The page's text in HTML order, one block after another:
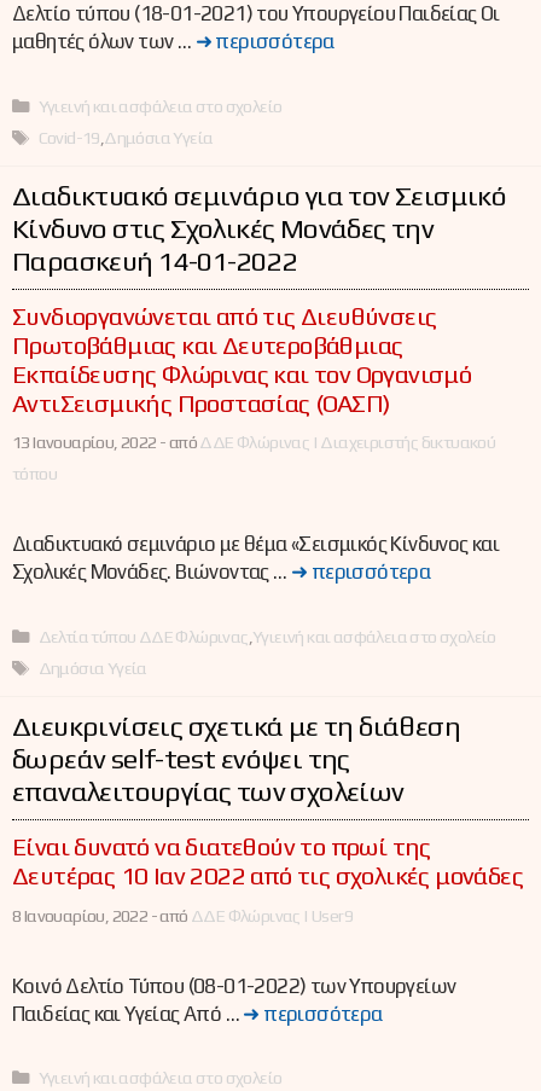
Δελτίο τύπου (18-01-2021) του Υπουργείου Παιδείας Οι
μαθητές όλων των … ➜ περισσότερα
Κατηγορίες
Υγιεινή και ασφάλεια στο σχολείο
Ετικέτες
Covid-19 Δημόσια Υγεία
Διαδικτυακό σεμινάριο για τον Σεισμικό
Κίνδυνο στις Σχολικές Μονάδες την
Παρασκευή 14-01-2022
Συνδιοργανώνεται από τις Διευθύνσεις
Πρωτοβάθμιας και Δευτεροβάθμιας
Εκπαίδευσης Φλώρινας και τον Οργανισμό
ΑντιΣεισμικής Προστασίας (ΟΑΣΠ)
13 Ιανουαρίου, 2022 -απόΔΔΕ Φλώρινας | Διαχειριστής δικτυακού
τόπου
Διαδικτυακό σεμινάριο με θέμα «Σεισμικός Κίνδυνος και
Σχολικές Μονάδες. Βιώνοντας … ➜ περισσότερα
Κατηγορίες
Δελτία τύπου ΔΔΕ Φλώρινας Υγιεινή και ασφάλεια στο σχολείο
Ετικέτες
Δημόσια Υγεία
Διευκρινίσεις σχετικά με τη διάθεση
δωρεάν self-test ενόψει της
επαναλειτουργίας των σχολείων
Είναι δυνατό να διατεθούν το πρωί της
Δευτέρας 10 Ιαν 2022 από τις σχολικές μονάδες
8 Ιανουαρίου, 2022 -από ΔΔΕ Φλώρινας | User9
Κοινό Δελτίο Τύπου (08-01-2022) των Υπουργείων
Παιδείας και Υγείας Από … ➜ περισσότερα
Κατηγορίες
Υγιεινή και ασφάλεια στο σχολείο